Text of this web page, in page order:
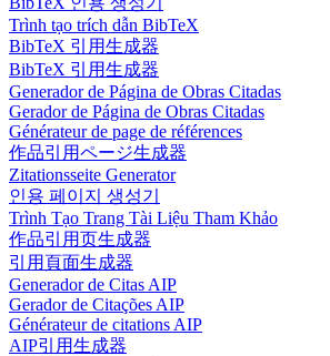
Trình tạo trích dẫn BibTeX
BibTeX 引用生成器
BibTeX 引用生成器
Generador de Página de Obras Citadas
Gerador de Página de Obras Citadas
Générateur de page de références
作品引用ページ生成器
Zitationsseite Generator
인용 페이지 생성기
Trình Tạo Trang Tài Liệu Tham Khảo
作品引用页生成器
引用頁面生成器
Generador de Citas AIP
Gerador de Citações AIP
Générateur de citations AIP
AIP引用生成器